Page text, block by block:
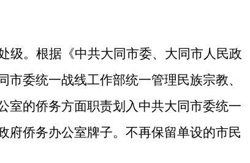
级。根据《中共大同市委、大同市人民政
市委统一战线工作部统一管理民族宗教、
室的侨务方面职责划入中共大同市委统一
府侨务办公室牌子。不再保留单设的市民